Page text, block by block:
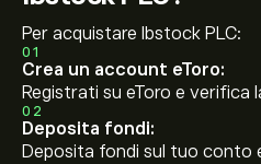
Per acquistare Ibstock PLC:
01
Crea un account eToro:
Registrati su eToro e verifica
02
Deposita fondi:
Deposita fondi sul tuo conto